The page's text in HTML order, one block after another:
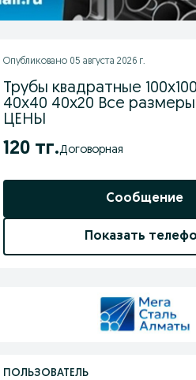
Опубликовано 05 августа 2026 г.
Трубы квадратные
40х40 40х20 Все
ЦЕНЫ
120 тг. Договорная
Сообщение
Показать
ПОЛЬЗОВАТЕЛЬ